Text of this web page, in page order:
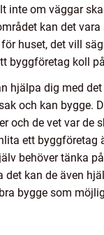
inte om väggar
kan det vara
huset, det vill
byggföretag koll
hjälpa dig med det
och kan bygge.
och de vet var de
ett byggföretag
behöver tänka
det kan de även
bygge som